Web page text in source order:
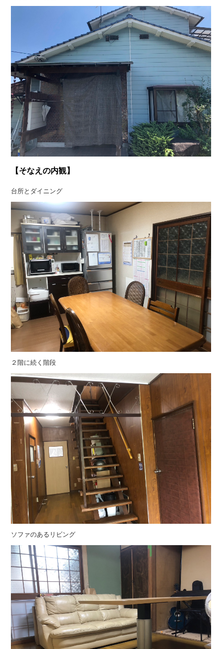
【そなえの内観】
台所とダイニング
２階に続く階段
ソファのあるリビング